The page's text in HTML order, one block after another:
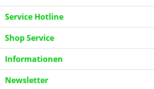
Service Hotline
Shop Service
Informationen
Newsletter